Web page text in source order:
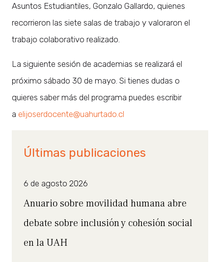
Asuntos Estudiantiles, Gonzalo Gallardo, quienes
recorrieron las siete salas de trabajo y valoraron el
trabajo colaborativo realizado.
La siguiente sesión de academias se realizará el
próximo sábado 30 de mayo. Si tienes dudas o
quieres saber más del programa puedes escribir
a elijoserdocente@uahurtado.cl
Últimas publicaciones
6 de agosto 2026
Anuario sobre movilidad humana abre
debate sobre inclusión y cohesión social
en la UAH